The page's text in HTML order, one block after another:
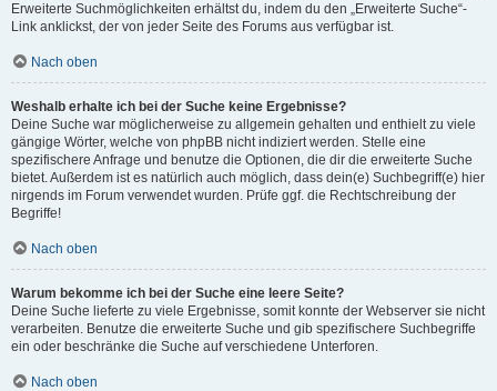
Erweiterte Suchmöglichkeiten erhältst du, indem du den „Erweiterte Suche“-
Link anklickst, der von jeder Seite des Forums aus verfügbar ist.
Nach oben
Weshalb erhalte ich bei der Suche keine Ergebnisse?
Deine Suche war möglicherweise zu allgemein gehalten und enthielt zu viele
gängige Wörter, welche von phpBB nicht indiziert werden. Stelle eine
spezifischere Anfrage und benutze die Optionen, die dir die erweiterte Suche
bietet. Außerdem ist es natürlich auch möglich, dass dein(e) Suchbegriff(e) hier
nirgends im Forum verwendet wurden. Prüfe ggf. die Rechtschreibung der
Begriffe!
Nach oben
Warum bekomme ich bei der Suche eine leere Seite?
Deine Suche lieferte zu viele Ergebnisse, somit konnte der Webserver sie nicht
verarbeiten. Benutze die erweiterte Suche und gib spezifischere Suchbegriffe
ein oder beschränke die Suche auf verschiedene Unterforen.
Nach oben